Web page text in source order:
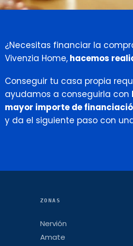
¿Necesitas financiar la
Vivenzia Home, hacemos
Conseguir tu casa propia
ayudamos a conseguirla con
mayor importe de
y da el siguiente paso con
ZONAS
Nervión
Amate